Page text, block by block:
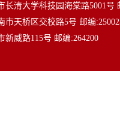
清大学科技园海棠路5001号
天桥区交校路5号 邮编
威路115号 邮编:264200